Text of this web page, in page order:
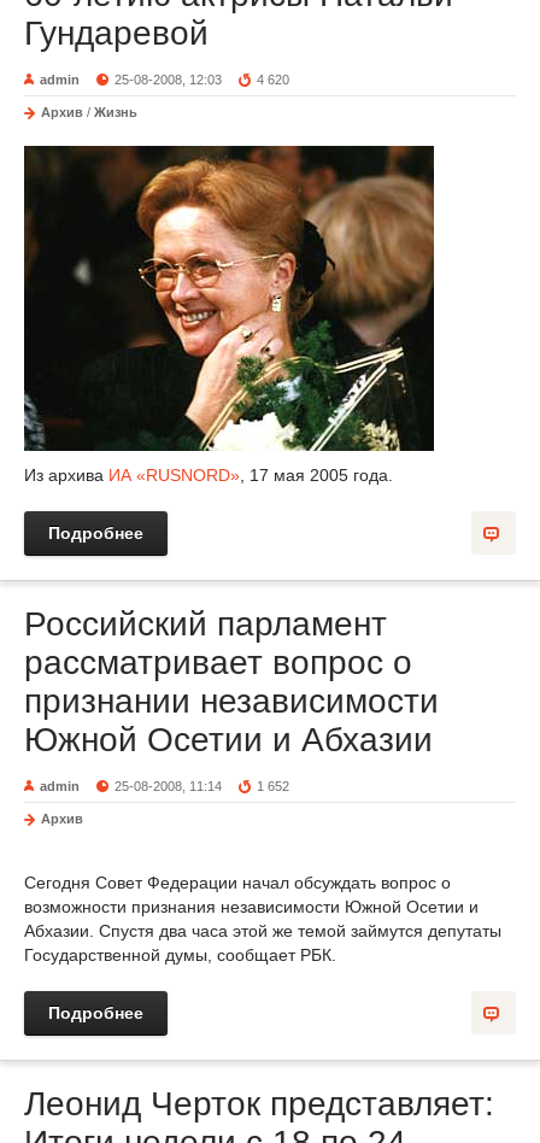
Гундаревой
admin 25-08-2008, 12:03 4 620
Архив / Жизнь
Из архива ИА «RUSNORD» , 17 мая 2005 года.
Подробнее
Российский парламент
рассматривает вопрос о
признании независимости
Южной Осетии и Абхазии
admin 25-08-2008, 11:14 1 652
Архив
Сегодня Совет Федерации начал обсуждать вопрос о
возможности признания независимости Южной Осетии и
Абхазии. Спустя два часа этой же темой займутся депутаты
Государственной думы, сообщает РБК.
Подробнее
Леонид Черток представляет: